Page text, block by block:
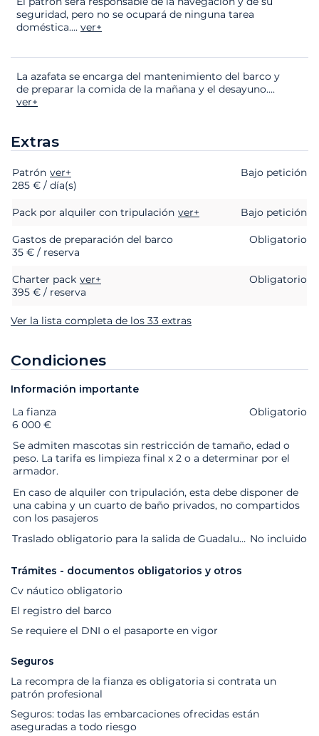
seguridad, pero no se ocupará de ninguna tarea
doméstica.... ver+
La azafata se encarga del mantenimiento del barco y
de preparar la comida de la mañana y el desayuno....
ver+
Extras
Extras Estado
Patrón ver+
Bajo petición
285 € / día(s)
Pack por alquiler con tripulación ver+ Bajo petición
Gastos de preparación del barco
Obligatorio
35 € / reserva
Charter pack ver+
Obligatorio
395 € / reserva
Ver la lista completa de los 33 extras
Condiciones
Información importante
Extras Estado
La fianza
Obligatorio
6 000 €
Se admiten mascotas sin restricción de tamaño, edad o
peso. La tarifa es limpieza final x 2 o a determinar por el
armador.
En caso de alquiler con tripulación, esta debe disponer de
una cabina y un cuarto de baño privados, no compartidos
con los pasajeros
Traslado obligatorio para la salida de Guadalupe o Martinica si llega a la base después de las 6 p.m. No incluido
Trámites - documentos obligatorios y otros
Cv náutico obligatorio
El registro del barco
Se requiere el DNI o el pasaporte en vigor
Seguros
La recompra de la fianza es obligatoria si contrata un
patrón profesional
Seguros: todas las embarcaciones ofrecidas están
aseguradas a todo riesgo